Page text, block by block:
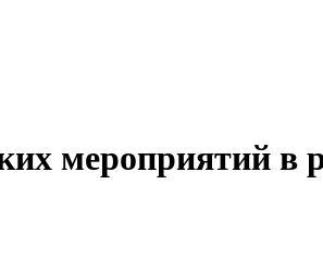
мероприятий в